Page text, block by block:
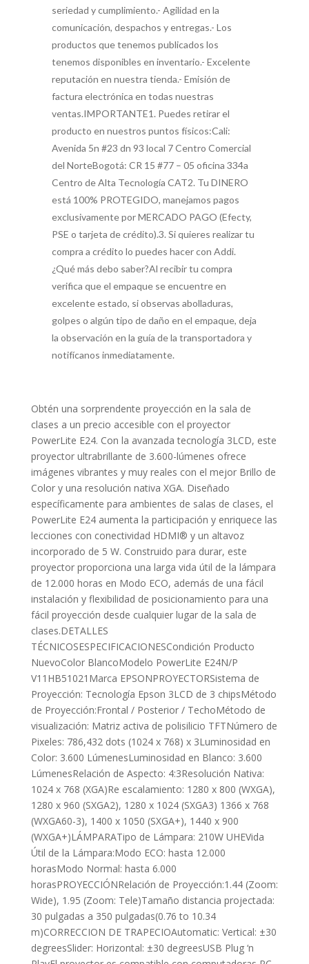
seriedad y cumplimiento.- Agilidad en la
comunicación, despachos y entregas.- Los
productos que tenemos publicados los
tenemos disponibles en inventario.- Excelente
reputación en nuestra tienda.- Emisión de
factura electrónica en todas nuestras
ventas.IMPORTANTE1. Puedes retirar el
producto en nuestros puntos físicos:Cali:
Avenida 5n #23 dn 93 local 7 Centro Comercial
del NorteBogotá: CR 15 #77 – 05 oficina 334a
Centro de Alta Tecnología CAT2. Tu DINERO
está 100% PROTEGIDO, manejamos pagos
exclusivamente por MERCADO PAGO (Efecty,
PSE o tarjeta de crédito).3. Si quieres realizar tu
compra a crédito lo puedes hacer con Addi.
¿Qué más debo saber?Al recibir tu compra
verifica que el empaque se encuentre en
excelente estado, si observas abolladuras,
golpes o algún tipo de daño en el empaque, deja
la observación en la guía de la transportadora y
notifícanos inmediatamente.
Obtén una sorprendente proyección en la sala de
clases a un precio accesible con el proyector
PowerLite E24. Con la avanzada tecnología 3LCD, este
proyector ultrabrillante de 3.600-lúmenes ofrece
imágenes vibrantes y muy reales con el mejor Brillo de
Color y una resolución nativa XGA. Diseñado
específicamente para ambientes de salas de clases, el
PowerLite E24 aumenta la participación y enriquece las
lecciones con conectividad HDMI® y un altavoz
incorporado de 5 W. Construido para durar, este
proyector proporciona una larga vida útil de la lámpara
de 12.000 horas en Modo ECO, además de una fácil
instalación y flexibilidad de posicionamiento para una
fácil proyección desde cualquier lugar de la sala de
clases.DETALLES
TÉCNICOSESPECIFICACIONESCondición Producto
NuevoColor BlancoModelo PowerLite E24N/P
V11HB51021Marca EPSONPROYECTORSistema de
Proyección: Tecnología Epson 3LCD de 3 chipsMétodo
de Proyección:Frontal / Posterior / TechoMétodo de
visualización: Matriz activa de polisilicio TFTNúmero de
Pixeles: 786,432 dots (1024 x 768) x 3Luminosidad en
Color: 3.600 LúmenesLuminosidad en Blanco: 3.600
LúmenesRelación de Aspecto: 4:3Resolución Nativa:
1024 x 768 (XGA)Re escalamiento: 1280 x 800 (WXGA),
1280 x 960 (SXGA2), 1280 x 1024 (SXGA3) 1366 x 768
(WXGA60-3), 1400 x 1050 (SXGA+), 1440 x 900
(WXGA+)LÁMPARATipo de Lámpara: 210W UHEVida
Útil de la Lámpara:Modo ECO: hasta 12.000
horasModo Normal: hasta 6.000
horasPROYECCIÓNRelación de Proyección:1.44 (Zoom:
Wide), 1.95 (Zoom: Tele)Tamaño distancia projectada:
30 pulgadas a 350 pulgadas(0.76 to 10.34
m)CORRECCION DE TRAPECIOAutomatic: Vertical: ±30
degreesSlider: Horizontal: ±30 degreesUSB Plug ‘n